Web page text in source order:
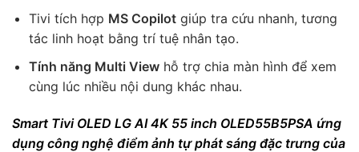
Tivi tích hợp MS Copilotgiúp tra cứu nhanh, tương
tác linh hoạt bằng trí tuệ nhân tạo.
Tính năng Multi Viewhỗ trợ chia màn hình để xem
cùng lúc nhiều nội dung khác nhau.
Smart Tivi OLED LG AI 4K 55 inch OLED55B5PSA ứng
dụng công nghệ điểm ảnh tự phát sáng đặc trưng của